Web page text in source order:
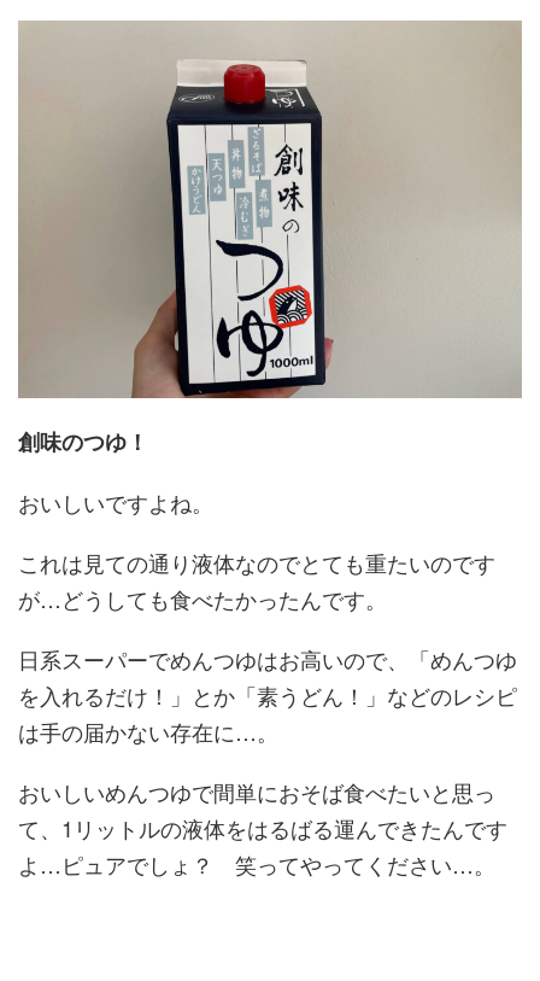
創味のつゆ！
おいしいですよね。
これは見ての通り液体なのでとても重たいのです
が…どうしても食べたかったんです。
日系スーパーでめんつゆはお高いので、「めんつゆ
を入れるだけ！」とか「素うどん！」などのレシピ
は手の届かない存在に…。
おいしいめんつゆで間単におそば食べたいと思っ
て、1リットルの液体をはるばる運んできたんです
よ…ピュアでしょ？ 笑ってやってください…。